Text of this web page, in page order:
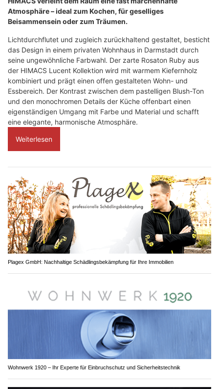
Atmosphäre – ideal zum Kochen, für geselliges
Beisammensein oder zum Träumen.
Lichtdurchflutet und zugleich zurückhaltend gestaltet, besticht
das Design in einem privaten Wohnhaus in Darmstadt durch
seine ungewöhnliche Farbwahl. Der zarte Rosaton Ruby aus
der HIMACS Lucent Kollektion wird mit warmem Kiefernholz
kombiniert und prägt einen offen gestalteten Wohn- und
Essbereich. Der Kontrast zwischen dem pastelligen Blush-Ton
und den monochromen Details der Küche offenbart einen
eigenständigen Umgang mit Farbe und Material und schafft
eine elegante, harmonische Atmosphäre.
Weiterlesen
Plagex GmbH: Nachhaltige Schädlingsbekämpfung für Ihre Immobilien
Wohnwerk 1920 – Ihr Experte für Einbruchschutz und Sicherheitstechnik